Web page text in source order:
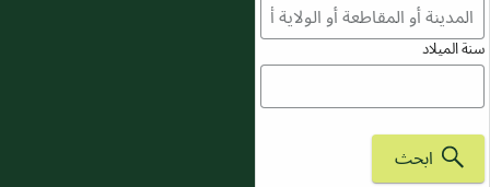
شاهد أين تنتميالميلاد
ابحث